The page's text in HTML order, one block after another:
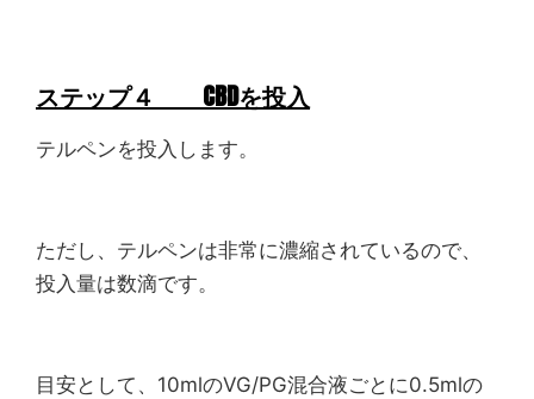
ステップ４ CBDを投入
テルペンを投入します。
ただし、テルペンは非常に濃縮されているので、
投入量は数滴です。
目安として、10mlのVG/PG混合液ごとに0.5mlの